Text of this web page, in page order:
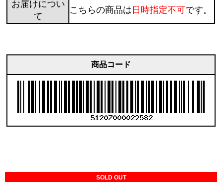
お届けについ
て
こちらの商品は 日時指定不可です。
商品コード
SOLD OUT